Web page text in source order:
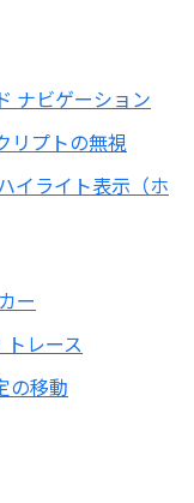
ナビゲーション
リプトの無視
イライト表示（ホ
ー
トレース
の移動